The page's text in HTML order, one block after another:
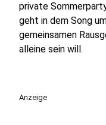
private
geht in dem Song
gemeinsamen
alleine sein will.
Anzeige